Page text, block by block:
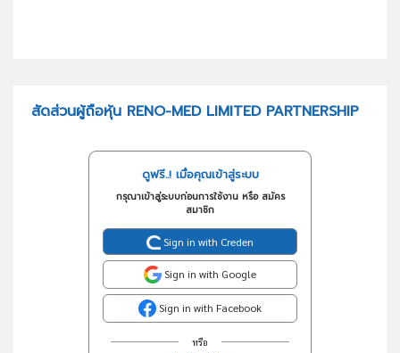
สัดส่วนผู้ถือหุ้น RENO-MED LIMITED PARTNERSHIP
ดูฟรี..! เมื่อคุณเข้าสู่ระบบ
กรุณาเข้าสู่ระบบก่อนการใช้งาน หรือ สมัคร
สมาชิก
Sign in with Creden
Sign in with Google
Sign in with Facebook
หรือ